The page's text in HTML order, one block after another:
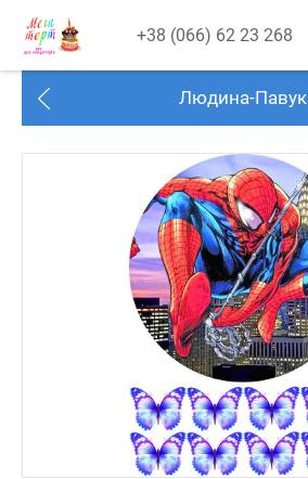
+38 (066) 62 23 268
Людина-Павук